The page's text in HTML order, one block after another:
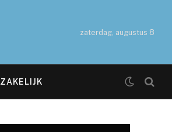
zaterdag, augustus 8
ZAKELIJK